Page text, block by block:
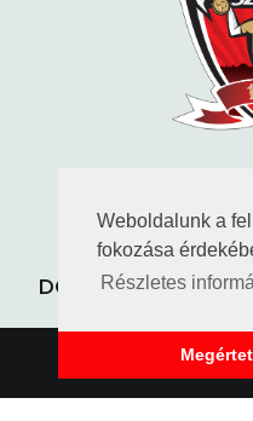
Weboldalunk a
fokozása
Részletes
ADATVÉDELEM
DOKUMENTUMOK